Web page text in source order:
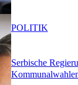
Serbische
POLITIK